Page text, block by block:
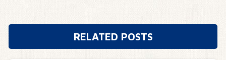
RELATED POSTS